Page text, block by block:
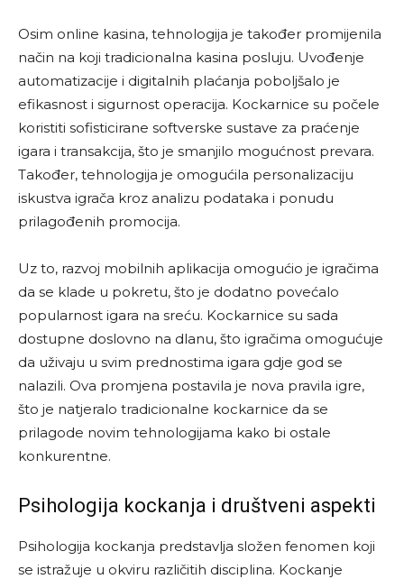
Osim online kasina, tehnologija je također promijenila
način na koji tradicionalna kasina posluju. Uvođenje
automatizacije i digitalnih plaćanja poboljšalo je
efikasnost i sigurnost operacija. Kockarnice su počele
koristiti sofisticirane softverske sustave za praćenje
igara i transakcija, što je smanjilo mogućnost prevara.
Također, tehnologija je omogućila personalizaciju
iskustva igrača kroz analizu podataka i ponudu
prilagođenih promocija.
Uz to, razvoj mobilnih aplikacija omogućio je igračima
da se klade u pokretu, što je dodatno povećalo
popularnost igara na sreću. Kockarnice su sada
dostupne doslovno na dlanu, što igračima omogućuje
da uživaju u svim prednostima igara gdje god se
nalazili. Ova promjena postavila je nova pravila igre,
što je natjeralo tradicionalne kockarnice da se
prilagode novim tehnologijama kako bi ostale
konkurentne.
Psihologija kockanja i društveni aspekti
Psihologija kockanja predstavlja složen fenomen koji
se istražuje u okviru različitih disciplina. Kockanje